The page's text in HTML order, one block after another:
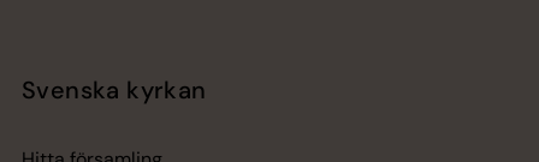
Svenska kyrkan